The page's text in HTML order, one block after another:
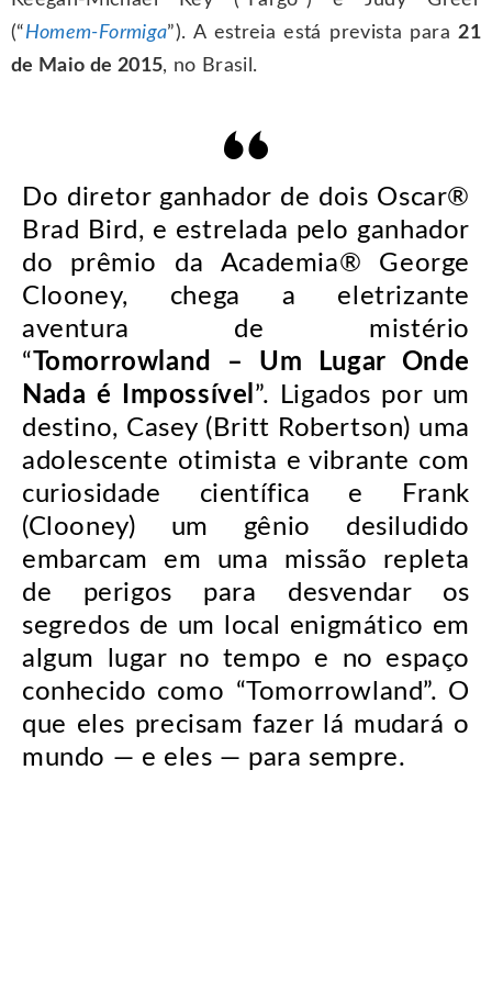
(“Homem-Formiga”). A estreia está prevista para21
de Maio de 2015, no Brasil.
Do diretor ganhador de dois Oscar®
Brad Bird, e estrelada pelo ganhador
do prêmio da Academia® George
Clooney, chega a eletrizante
aventura de mistério
“Tomorrowland – Um Lugar Onde
Nada é Impossível ”. Ligados por um
destino, Casey (Britt Robertson) uma
adolescente otimista e vibrante com
curiosidade científica e Frank
(Clooney) um gênio desiludido
embarcam em uma missão repleta
de perigos para desvendar os
segredos de um local enigmático em
algum lugar no tempo e no espaço
conhecido como “Tomorrowland”. O
que eles precisam fazer lá mudará o
mundo — e eles — para sempre.